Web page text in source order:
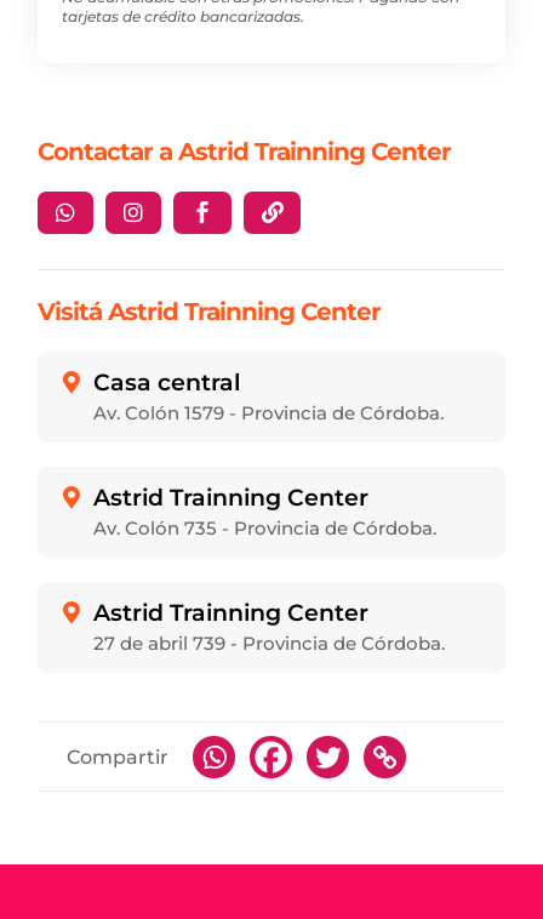
tarjetas de crédito bancarizadas.
Contactar a Astrid Trainning Center
   
Visitá Astrid Trainning Center
 Casa central
Av. Colón 1579 - Provincia de Córdoba.
 Astrid Trainning Center
Av. Colón 735 - Provincia de Córdoba.
 Astrid Trainning Center
27 de abril 739 - Provincia de Córdoba.
Compartir